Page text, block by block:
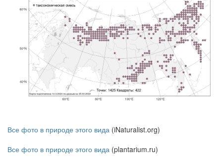
Все фото в природе этого вида (iNaturalist.org)
Все фото в природе этого вида (plantarium.ru)